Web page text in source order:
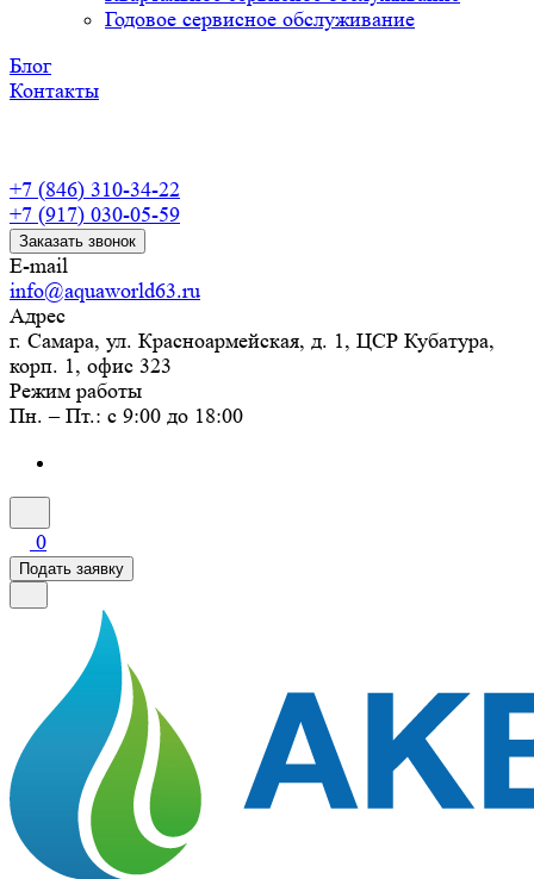
Годовое сервисное обслуживание
Блог
Контакты
+7 (846) 310-34-22
+7 (917) 030-05-59
Заказать звонок
E-mail
info@aquaworld63.ru
Адрес
г. Самара, ул. Красноармейская, д. 1, ЦСР Кубатура,
корп. 1, офис 323
Режим работы
Пн. – Пт.: с 9:00 до 18:00
0
Подать заявку